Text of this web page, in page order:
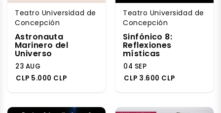
Teatro Universidad de
Concepción
Astronauta
Marinero del
Universo
23 AUG
CLP 5.000 CLP
Teatro Universidad de
Concepción
Sinfónico 8:
Reflexiones
místicas
04 SEP
CLP 3.600 CLP